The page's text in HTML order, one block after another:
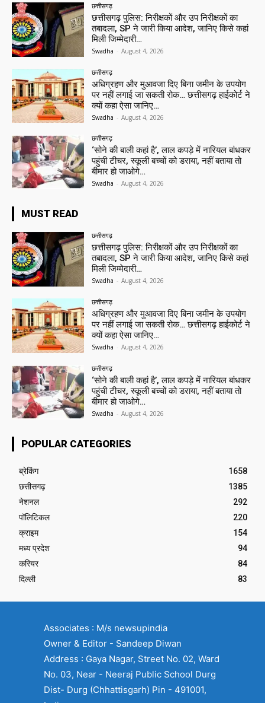
छत्तीसगढ़
छत्तीसगढ़ पुलिस: निरीक्षकों और उप निरीक्षकों का
तबादला, SP ने जारी किया आदेश, जानिए किसे कहां
मिली जिम्मेदारी…
Swadha - August 4, 2026
छत्तीसगढ़
अधिग्रहण और मुआवजा दिए बिना जमीन के उपयोग
पर नहीं लगाई जा सकती रोक… छत्तीसगढ़ हाईकोर्ट ने
क्यों कहा ऐसा जानिए…
Swadha - August 4, 2026
छत्तीसगढ़
‘सोने की बाली कहां है’, लाल कपड़े में नारियल बांधकर
पहुंची टीचर, स्कूली बच्चों को डराया, नहीं बताया तो
बीमार हो जाओगे…
Swadha - August 4, 2026
MUST READ
छत्तीसगढ़
छत्तीसगढ़ पुलिस: निरीक्षकों और उप निरीक्षकों का
तबादला, SP ने जारी किया आदेश, जानिए किसे कहां
मिली जिम्मेदारी…
Swadha - August 4, 2026
छत्तीसगढ़
अधिग्रहण और मुआवजा दिए बिना जमीन के उपयोग
पर नहीं लगाई जा सकती रोक… छत्तीसगढ़ हाईकोर्ट ने
क्यों कहा ऐसा जानिए…
Swadha - August 4, 2026
छत्तीसगढ़
‘सोने की बाली कहां है’, लाल कपड़े में नारियल बांधकर
पहुंची टीचर, स्कूली बच्चों को डराया, नहीं बताया तो
बीमार हो जाओगे…
Swadha - August 4, 2026
POPULAR CATEGORIES
ब्रेकिंग
1658
छत्तीसगढ़
1385
नेशनल
292
पॉलिटिकल
220
क्राइम
154
मध्य प्रदेश
94
करियर
84
दिल्ली
83
Associates : M/s newsupindia
Owner & Editor - Sandeep Diwan
Address : Gaya Nagar, Street No. 02, Ward
No. 03, Near - Neeraj Public School Durg
Dist- Durg (Chhattisgarh) Pin - 491001,